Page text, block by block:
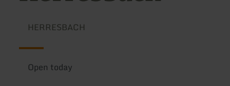
HERRESBACH
Open today